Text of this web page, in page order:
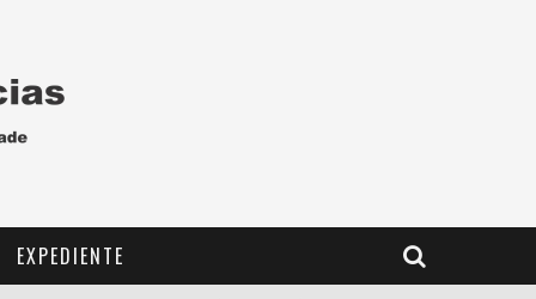
EXPEDIENTE